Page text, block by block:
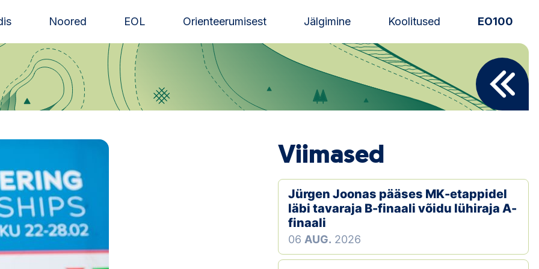
Noored EOL Orienteerumisest Jälgimine Koolitused EO100
Uudised
Alustajale
Eesti Orienteerumine 100!
Toetamine
Telli litsents!
Noored
Viimased
Jürgen Joonas pääses MK-etappidel
läbi tavaraja B-finaali võidu lühiraja A-
finaali
06 AUG. 2026